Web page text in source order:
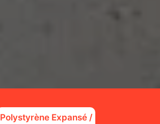
Polystyrène Expansé /